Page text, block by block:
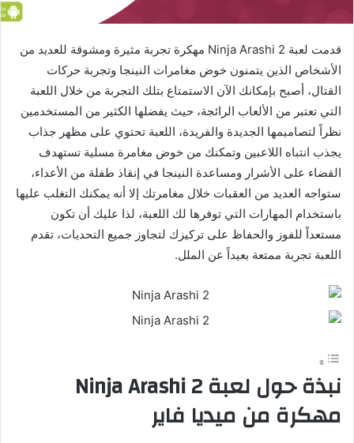
قدمت لعبة Ninja Arashi 2 مهكرة تجربة مثيرة ومشوقة للعديد من
الأشخاص الذين يتمنون خوض مغامرات النينجا وتجربة حركات
القتال، أصبح بإمكانك الآن الاستمتاع بتلك التجربة من خلال اللعبة
التي تعتبر من الألعاب الرائجة، حيث يفضلها الكثير من المستخدمين
نظراً لتصاميمها الجديدة والفريدة، اللعبة تحتوي على مظهر جذاب
يجذب انتباه اللاعبين وتمكنك من خوض مغامرة مسلية تستهدف
القضاء على الأشرار ومساعدة النينجا في إنقاذ طفلة من الأعداء،
ستواجه العديد من العقبات خلال مغامرتك إلا أنه يمكنك التغلب عليها
باستخدام المهارات التي توفرها لك اللعبة، لذا عليك أن تكون
مستعداً للفوز والحفاظ على تركيزك لتجاوز جميع التحديات، تقدم
اللعبة تجربة ممتعة بعيداً عن الملل.
نبذة حول لعبة Ninja Arashi 2
مهكرة من ميديا فاير